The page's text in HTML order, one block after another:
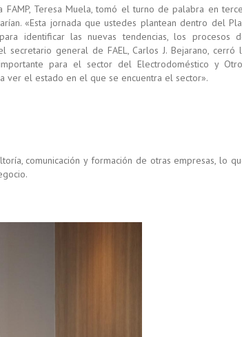
Teresa Muela, tomó el turno de palabra en
«Esta jornada que ustedes plantean dentro del
identificar las nuevas tendencias, los procesos
secretario general de FAEL, Carlos J. Bejarano, cerró
para el sector del Electrodoméstico y
ver el estado en el que se encuentra el sector».
comunicación y formación de otras empresas, lo